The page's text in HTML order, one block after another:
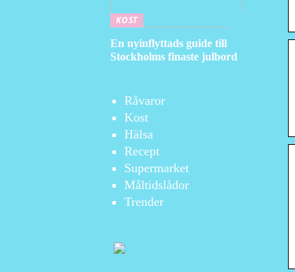
KOST
En nyinflyttads guide till
Stockholms finaste julbord
Råvaror
Kost
Hälsa
Recept
Supermarket
Måltidslådor
Trender